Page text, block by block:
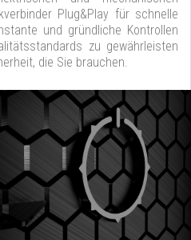
Plug&Play für schnelle
und gründliche Kontrollen
zu gewährleisten
die Sie brauchen.